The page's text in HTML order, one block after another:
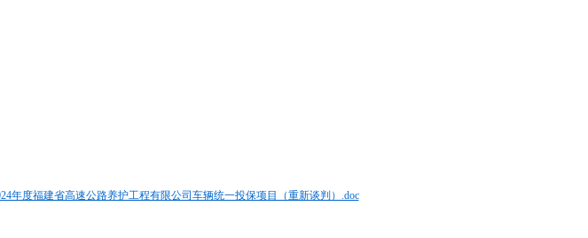
年度福建省高速公路养护工程有限公司车辆统一投保项目（重新谈判）.doc